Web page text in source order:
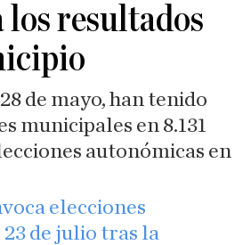
los resultados
de mayo, han tenido
municipales en 8.131
autonómicas en
elecciones
de julio tras la